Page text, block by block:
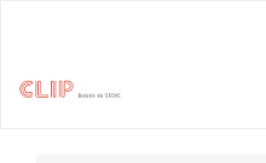
principal